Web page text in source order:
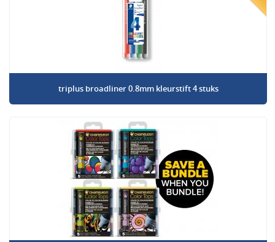
triplus broadliner 0.8mm kleurstift 4 stuks